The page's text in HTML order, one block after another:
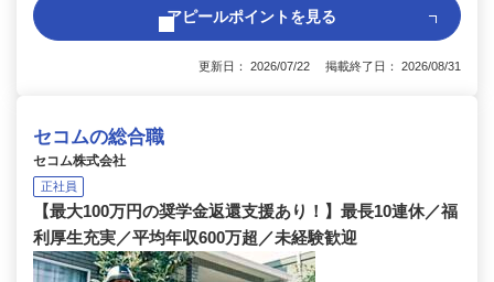
アピールポイントを見る
更新日： 2026/07/22 掲載終了日： 2026/08/31
セコムの総合職
セコム株式会社
正社員
【最大100万円の奨学金返還支援あり！】最長10連休／福
利厚生充実／平均年収600万超／未経験歓迎